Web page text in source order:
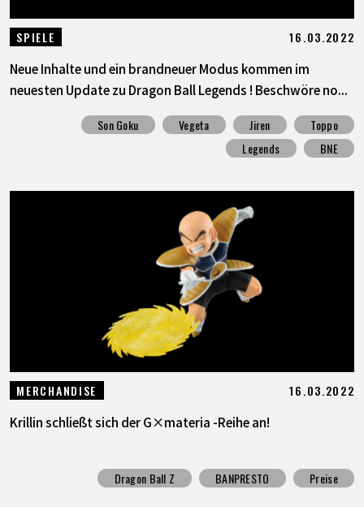
SPIELE 16.03.2022
Neue Inhalte und ein brandneuer Modus kommen im
neuesten Update zu Dragon Ball Legends ! Beschwöre no...
Son Goku Vegeta Jiren
Toppo
Legends
BNE
MERCHANDISE 16.03.2022
Krillin schließt sich der G×materia -Reihe an!
Dragon Ball Z BANPRESTO Preise